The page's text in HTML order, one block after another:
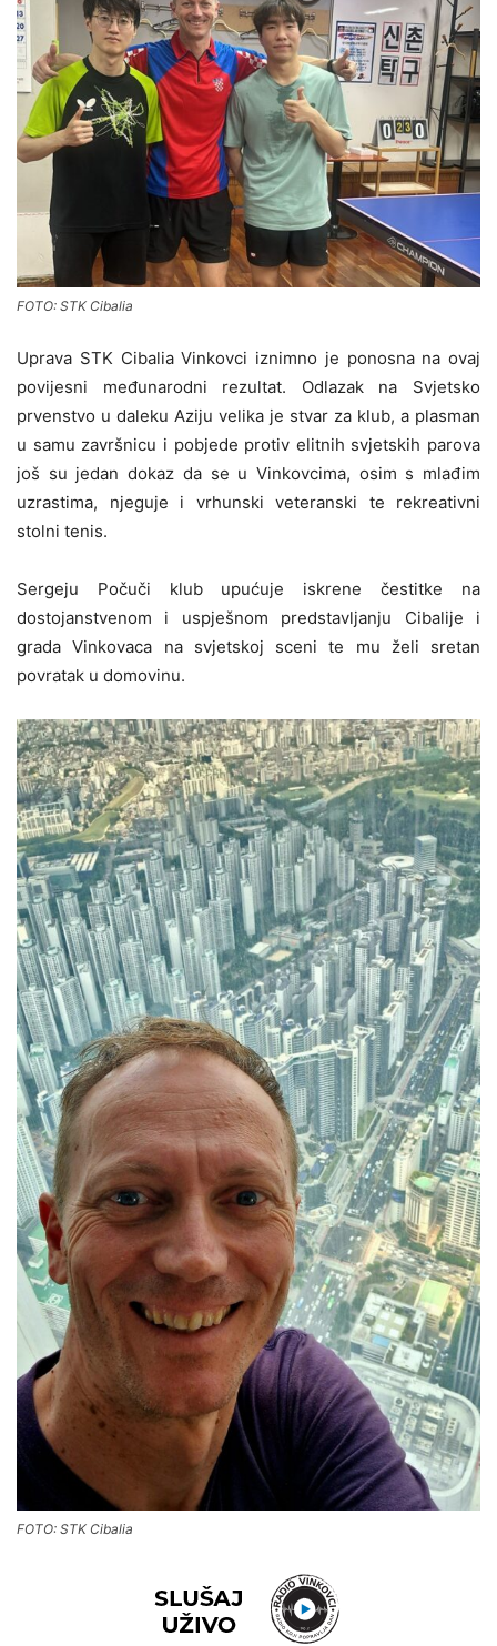
FOTO: STK Cibalia
Uprava STK Cibalia Vinkovci iznimno je ponosna na ovaj
povijesni međunarodni rezultat. Odlazak na Svjetsko
prvenstvo u daleku Aziju velika je stvar za klub, a plasman
u samu završnicu i pobjede protiv elitnih svjetskih parova
još su jedan dokaz da se u Vinkovcima, osim s mlađim
uzrastima, njeguje i vrhunski veteranski te rekreativni
stolni tenis.
Sergeju Počuči klub upućuje iskrene čestitke na
dostojanstvenom i uspješnom predstavljanju Cibalije i
grada Vinkovaca na svjetskoj sceni te mu želi sretan
povratak u domovinu.
FOTO: STK Cibalia